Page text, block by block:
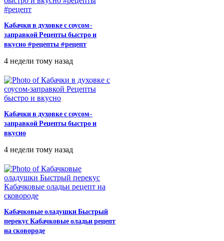
Кабачки в духовке с соусом-
заправкой Рецепты быстро и
вкусно #рецепты #рецепт
4 недели тому назад
Кабачки в духовке с соусом-
заправкой Рецепты быстро и
вкусно
4 недели тому назад
Кабачковые оладушки Быстрый
перекус Кабачковые оладьи рецепт
на сковороде